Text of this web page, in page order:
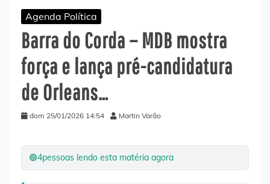
Agenda Política
Barra do Corda – MDB mostra
força e lança pré-candidatura
de Orleans…
dom 25/01/2026 14:54 Martin Varão
🟢4pessoas lendo esta matéria agora